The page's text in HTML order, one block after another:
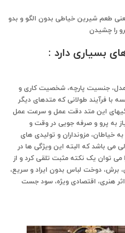
طعم شیرین خیاطی بدون الگو و بدو
را چشیدن
بسیاری دارد :
جنسیت پارچه، شخصیت کاری و
با فرآیند طولانی که متدهای دیگر
این متد دقت عمل و سرعت عمل
به پرو و صرفه جویی در وقت و
خیاطان، مزونداران و تولیدی های
می باشد که البته این ویژگی ها در
توان یک نکته مثبت تلقی کرد و از
برش، دوخت لباس بدون ایراد و سریع،
هنری، اقتصادی ویژه، سود جست